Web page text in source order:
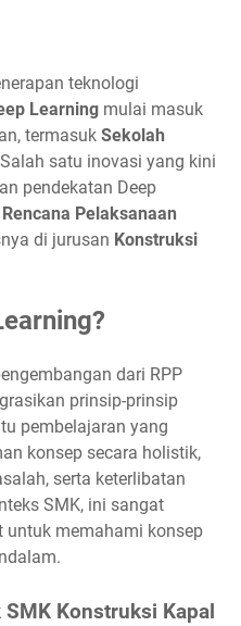
teknologi
Learning mulai masuk
termasuk Sekolah
satu inovasi yang kini
pendekatan Deep
Rencana Pelaksanaan
di jurusan Konstruksi
dari RPP
prinsip-prinsip
pembelajaran yang
konsep secara holistik,
serta keterlibatan
SMK, ini sangat
untuk memahami konsep
Konstruksi Kapal